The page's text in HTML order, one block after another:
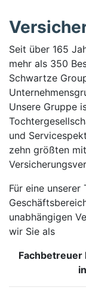
Seit über 165
mehr als 350
Schwartze
Unsere Gruppe
und
zehn größten
Für eine
unabhängigen
wir Sie als